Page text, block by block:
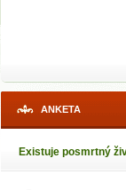
ANKETA
Existuje posmrtný